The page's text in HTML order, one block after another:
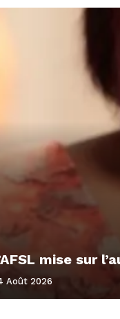
mise sur
Août 2026